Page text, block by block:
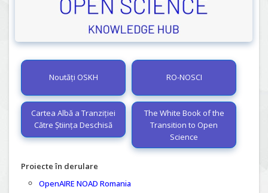
Noutăți OSKH RO-NOSCI
Cartea Albă a Tranziției
Către Știința Deschisă
The White Book of the
Transition to Open
Science
Proiecte în derulare
OpenAIRE NOAD Romania